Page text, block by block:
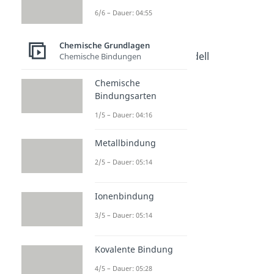
Dauer: 04:57
Dauer: 04:54
Rutherford Atommodell
Dalton Atommodell
Dauer: 04:10
Dauer: 04:39
6/6 – Dauer: 04:55
Chemische Grundlagen
Chemische Bindungen
Chemische
Bindungsarten
1/5 – Dauer: 04:16
Metallbindung
2/5 – Dauer: 05:14
Ionenbindung
3/5 – Dauer: 05:14
Kovalente Bindung
4/5 – Dauer: 05:28